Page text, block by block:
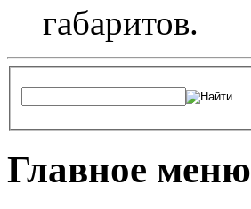
габаритов.
Главное меню